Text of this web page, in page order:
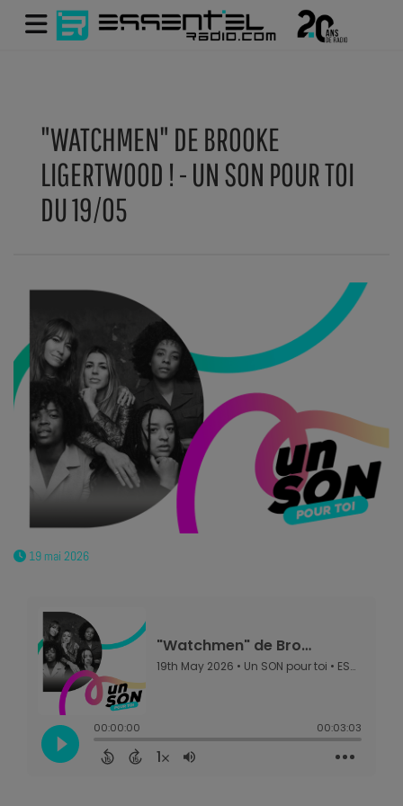
"WATCHMEN" DE BROOKE
LIGERTWOOD ! - UN SON POUR TOI
DU 19/05
19 mai 2026